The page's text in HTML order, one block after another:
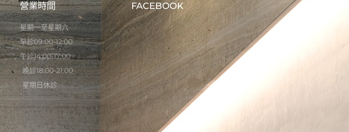
營業時間
星期一至星期六
早診09:00-12:00
午診14:00-17:00
晚診18:00-21:00
星期日休診
FACEBOOK